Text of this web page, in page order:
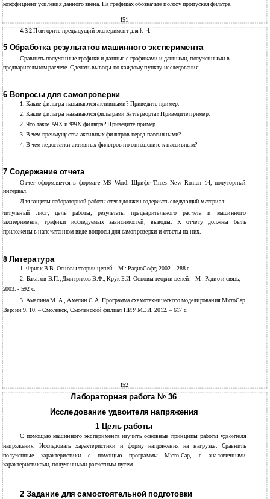
коэффициент усиления данного звена. На графиках обозначьте полосу пропуская фильтра.
151
4.3.2Повторите предыдущий эксперимент для k=4.
5 Обработка результатов машинного эксперимента
Сравнить полученные графики и данные с графиками и данными, полученными в
предварительном расчете. Сделать выводы по каждому пункту исследования.
6 Вопросы для самопроверки
1. Какие фильтры называются активными? Приведите пример.
2. Какие фильтры называются фильтрами Баттерворта? Приведите пример.
2. Что такое АЧХ и ФЧХ фильтра? Приведите пример.
3. В чем преимущества активных фильтров перед пассивными?
4. В чем недостатки активных фильтров по отношению к пассивным?
7 Содержание отчета
Отчет оформляется в формате MS Word. Шрифт Times New Roman 14, полуторный
интервал.
Для защиты лабораторной работы отчет должен содержать следующий материал:
титульный лист; цель работы; результаты предварительного расчета и машинного
эксперимента; графики исследуемых зависимостей; выводы. К отчету должны быть
приложены в напечатанном виде вопросы для самопроверки и ответы на них.
8 Литература
1. Фриск В.В. Основы теории цепей.–М.: РадиоСофт, 2002. - 288 с.
2. Бакалов В.П., Дмитриков В.Ф., Крук Б.И. Основы теории цепей. –М.: Радио и связь,
2003. - 592 с.
3. Амелина М. А., Амелин С.А. Программа схемотехнического моделирования MicroCap
Версии 9, 10. – Смоленск, Смоленский филиал НИУ МЭИ, 2012. – 617 с.
152
Лабораторная работа № 36
Исследование удвоителя напряжения
1 Цель работы
С помощью машинного эксперимента изучить основные принципы работы удвоителя
напряжения. Исследовать характеристики и форму напряжения на нагрузке. Сравнить
полученные характеристики с помощью программы Micro-Cap, с аналогичными
характеристиками, полученными расчетным путем.
2 Задание для самостоятельной подготовки